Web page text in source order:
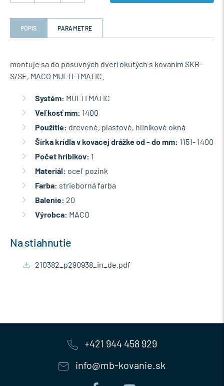
POPIS PARAMETRE
montuje sa do posuvných dverí okutých s kovaním SKB-
S/SE, MACO MULTI-TMATIC.
Systém: MULTI MATIC
Veľkosť mm: 1400
Použitie: drevené, plastové, hliníkové okná
Šírka krídla v kovacej drážke od - do mm: 1151- 1400
Počet hríbikov: 1
Materiál: oceľ pozink
Farba: strieborná farba
Balenie: 20
Výrobca: MACO
Na stiahnutie
210382_p290938_in_de.pdf
+421 944 458 929
info@mb-kovanie.sk